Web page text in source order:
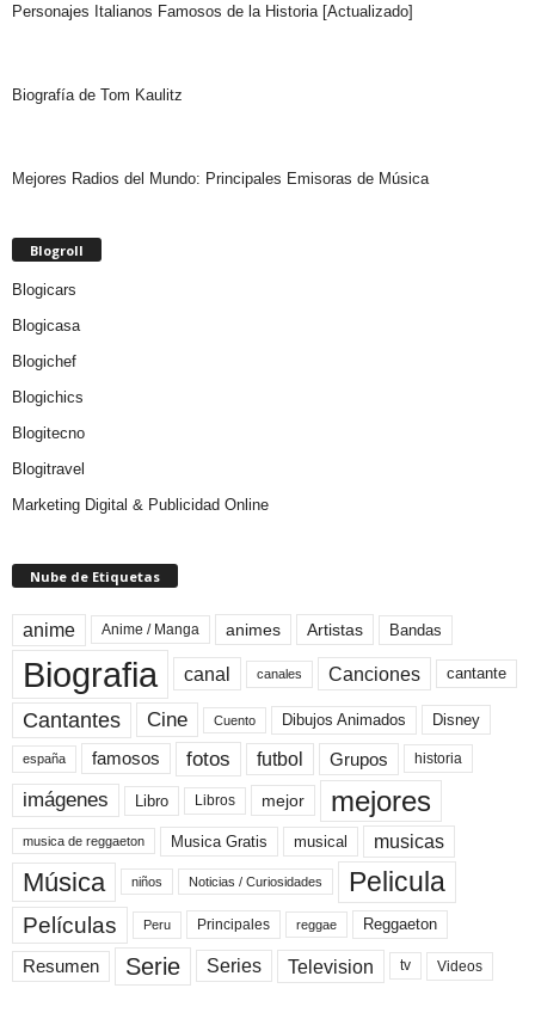
Personajes Italianos Famosos de la Historia [Actualizado]
Biografía de Tom Kaulitz
Mejores Radios del Mundo: Principales Emisoras de Música
Blogroll
Blogicars
Blogicasa
Blogichef
Blogichics
Blogitecno
Blogitravel
Marketing Digital & Publicidad Online
Nube de Etiquetas
anime Anime / Manga animes Artistas Bandas
Biografia canal canales Canciones cantante
Cantantes Cine Cuento Dibujos Animados Disney
españa famosos fotos futbol Grupos historia
imágenes Libro Libros mejor mejores
musica de reggaeton Musica Gratis musical musicas
Música niños Noticias / Curiosidades Pelicula
Películas Peru Principales reggae Reggaeton
Resumen Serie Series Television tv Videos